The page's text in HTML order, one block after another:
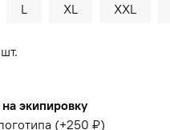
L XL XXL
экипировку
(+250 ₽)